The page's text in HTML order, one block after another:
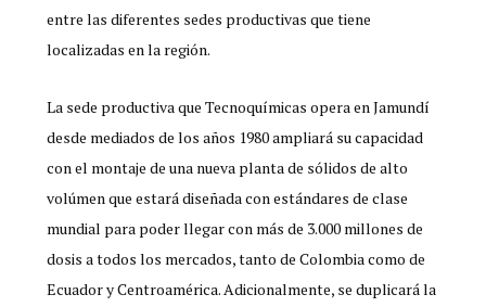
entre las diferentes sedes productivas que tiene
localizadas en la región.
La sede productiva que Tecnoquímicas opera en Jamundí
desde mediados de los años 1980 ampliará su capacidad
con el montaje de una nueva planta de sólidos de alto
volúmen que estará diseñada con estándares de clase
mundial para poder llegar con más de 3.000 millones de
dosis a todos los mercados, tanto de Colombia como de
Ecuador y Centroamérica. Adicionalmente, se duplicará la